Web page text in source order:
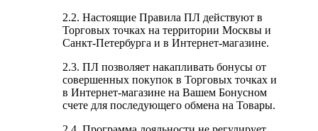
2.2. Настоящие Правила ПЛ действуют в
Торговых точках на территории Москвы и
Санкт-Петербурга и в Интернет-магазине.
2.3. ПЛ позволяет накапливать бонусы от
совершенных покупок в Торговых точках и
в Интернет-магазине на Вашем Бонусном
счете для последующего обмена на Товары.